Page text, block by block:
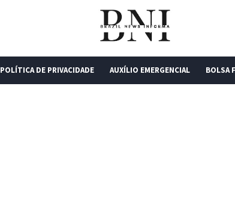
POLÍTICA DE PRIVACIDADE AUXÍLIO EMERGENCIAL BOLSA